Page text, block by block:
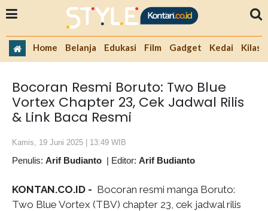
Home Belanja Edukasi Film Gadget Kedai Kilas
Bocoran Resmi Boruto: Two Blue
Vortex Chapter 23, Cek Jadwal Rilis
& Link Baca Resmi
Kamis, 19 Juni 2025 | 13:49 WIB
Penulis: Arif Budianto | Editor: Arif Budianto
KONTAN.CO.ID - Bocoran resmi manga Boruto:
Two Blue Vortex (TBV) chapter 23, cek jadwal rilis